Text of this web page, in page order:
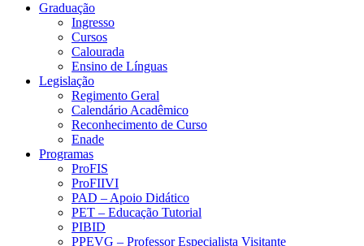
Graduação
Ingresso
Cursos
Calourada
Ensino de Línguas
Legislação
Regimento Geral
Calendário Acadêmico
Reconhecimento de Curso
Enade
Programas
ProFIS
ProFIIVI
PAD – Apoio Didático
PET – Educação Tutorial
PIBID
PPEVG – Professor Especialista Visitante